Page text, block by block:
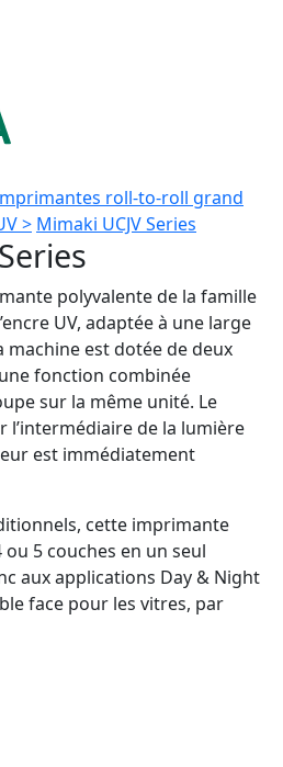
roll-to-roll grand
> Mimaki UCJV Series
polyvalente de la famille
UV, adaptée à une large
machine est dotée de deux
fonction combinée
sur la même unité. Le
l’intermédiaire de la lumière
est immédiatement
cette imprimante
5 couches en un seul
aux applications Day & Night
face pour les vitres, par